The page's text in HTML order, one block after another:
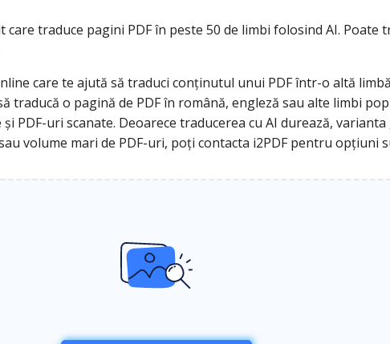
traduce pagini PDF în peste 50 de limbi folosind AI. Poate
care te ajută să traduci conținutul unui PDF într-o altă
traducă o pagină de PDF în română, engleză sau alte limbi
PDF-uri scanate. Deoarece traducerea cu AI durează,
volume mari de PDF-uri, poți contacta i2PDF pentru opțiuni